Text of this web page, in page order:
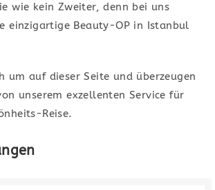
Operation durchführen zu
wie kein Zweiter, denn bei uns
einzigartige Beauty-OP in Istanbul
um auf dieser Seite und überzeugen
unserem exzellenten Service für
Reise.